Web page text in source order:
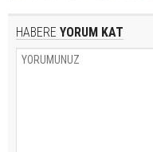
HABERE YORUM KAT